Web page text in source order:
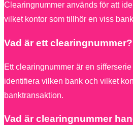
Clearingnummer används för att
vilket kontor som tillhör en viss
Vad är ett clearingnummer?
Ett clearingnummer är en
identifiera vilken bank och vilket
banktransaktion.
Vad är clearingnummer